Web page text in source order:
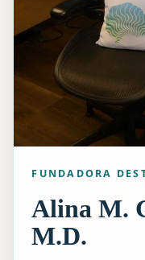
FUNDADORA
Alina M.
M.D.